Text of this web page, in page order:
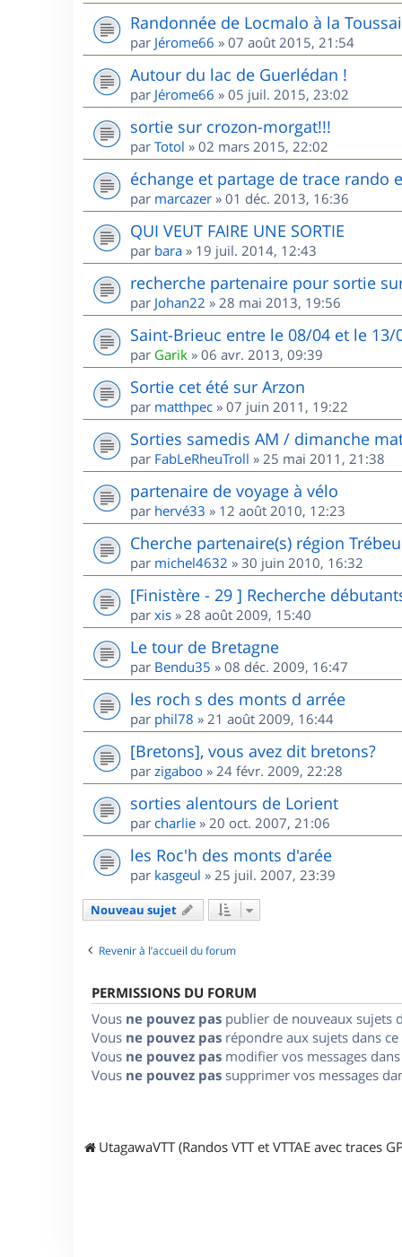
Randonnée de Locmalo à la
par Jérome66 » 07 août 2015, 21:54
Autour du lac de Guerlédan !
par Jérome66 » 05 juil. 2015, 23:02
sortie sur crozon-morgat!!!
par Totol » 02 mars 2015, 22:02
échange et partage de trace rando
par marcazer » 01 déc. 2013, 16:36
QUI VEUT FAIRE UNE SORTIE
par bara » 19 juil. 2014, 12:43
recherche partenaire pour sortie
par Johan22 » 28 mai 2013, 19:56
Saint-Brieuc entre le 08/04 et le 13/
par Garik » 06 avr. 2013, 09:39
Sortie cet été sur Arzon
par matthpec » 07 juin 2011, 19:22
Sorties samedis AM / dimanche
par FabLeRheuTroll » 25 mai 2011, 21:38
partenaire de voyage à vélo
par hervé33 » 12 août 2010, 12:23
Cherche partenaire(s) région
par michel4632 » 30 juin 2010, 16:32
[Finistère - 29 ] Recherche
par xis » 28 août 2009, 15:40
Le tour de Bretagne
par Bendu35 » 08 déc. 2009, 16:47
les roch s des monts d arrée
par phil78 » 21 août 2009, 16:44
[Bretons], vous avez dit bretons?
par zigaboo » 24 févr. 2009, 22:28
sorties alentours de Lorient
par charlie » 20 oct. 2007, 21:06
les Roc'h des monts d'arée
par kasgeul » 25 juil. 2007, 23:39
Nouveau sujet
Revenir à l’accueil du forum
PERMISSIONS DU FORUM
Vous ne pouvez pas publier de nouveaux sujets
Vous ne pouvez pas répondre aux sujets dans
Vous ne pouvez pas modifier vos messages
Vous ne pouvez pas supprimer vos messages
UtagawaVTT (Randos VTT et VTTAE avec traces